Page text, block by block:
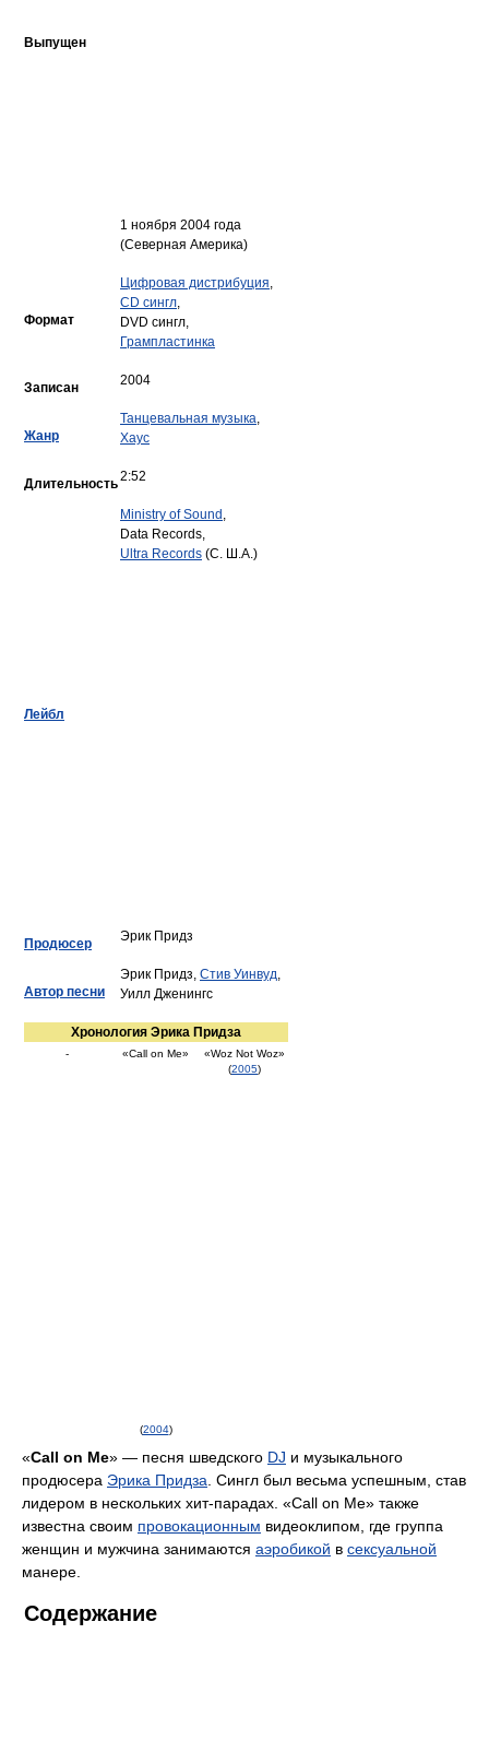
Выпущен
1 ноября 2004 года
(Северная Америка)
Формат
Цифровая дистрибуция,
CD сингл,
DVD сингл,
Грампластинка
Записан 2004
Жанр
Танцевальная музыка,
Хаус
Длительность2:52
Лейбл
Ministry of Sound ,
Data Records,
Ultra Records (С. Ш.А.)
Продюсер Эрик Придз
Автор песни
Эрик Придз, Стив Уинвуд,
Уилл Дженингс
Хронология Эрика Придза
- «Call on Me»
(2004)
«Woz Not Woz»
(2005)
«Call on Me» — песня шведского DJ и музыкального
продюсера Эрика Придза . Сингл был весьма успешным, став
лидером в нескольких хит-парадах. «Call on Me» также
известна своим провокационным видеоклипом, где группа
женщин и мужчина занимаются аэробикой в сексуальной
манере.
Содержание